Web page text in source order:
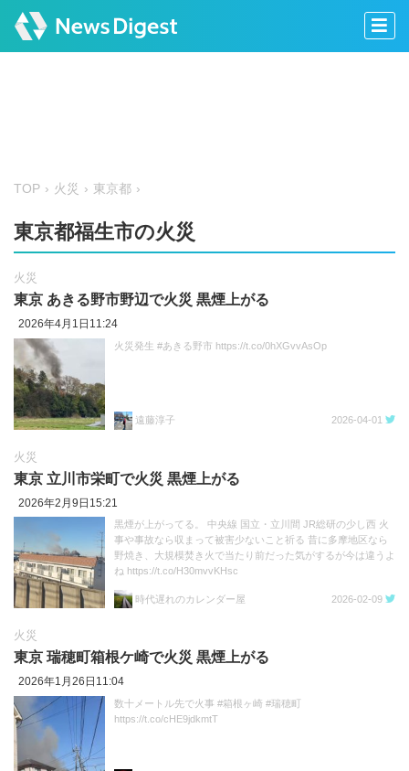
TOP 火災 東京都
東京都福生市の火災
火災
東京 あきる野市野辺で火災 黒煙上がる
2026年4月1日11:24
火災発生 #あきる野市 https://t.co/0hXGvvAsOp
遠藤淳子 2026-04-01
火災
東京 立川市栄町で火災 黒煙上がる
2026年2月9日15:21
黒煙が上がってる。 中央線 国立・立川間 JR総研の少し西 火
事や事故なら収まって被害少ないこと祈る 昔に多摩地区なら
野焼き、大規模焚き火で当たり前だった気がするが今は違うよ
ね https://t.co/H30mvvKHsc
時代遅れのカレンダー屋 2026-02-09
火災
東京 瑞穂町箱根ケ崎で火災 黒煙上がる
2026年1月26日11:04
数十メートル先で火事 #箱根ヶ崎 #瑞穂町
https://t.co/cHE9jdkmtT